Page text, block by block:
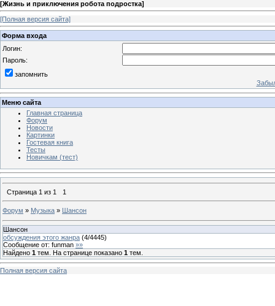
[Жизнь и приключения робота подростка]
[Полная версия сайта]
Форма входа
Логин:
Пароль:
запомнить
Меню сайта
Главная страница
Форум
Новости
Картинки
Гостевая книга
Тесты
Новичкам (тест)
Страница 1 из 1 1
Форум » Музыка » Шансон
Шансон
обсуждения этого жанра (4/4445)
Сообщение от: funman »»
Найдено 1 тем. На странице показано 1 тем.
Полная версия сайта